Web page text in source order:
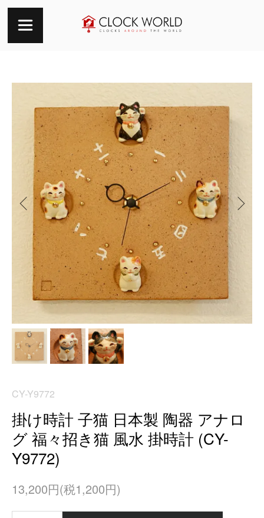
CY-Y9772
掛け時計 子猫 日本製 陶器 アナロ
グ 福々招き猫 風水 掛時計 (CY-
Y9772)
13,200円(税1,200円)